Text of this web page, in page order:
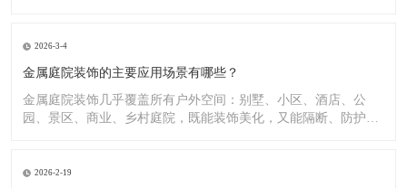
2026-3-4
金属庭院装饰的主要应用场景有哪些？
金属庭院装饰几乎覆盖所有户外空间：别墅、小区、酒店、公
园、景区、商业、乡村庭院，既能装饰美化，又能隔断、防护、
2026-2-19